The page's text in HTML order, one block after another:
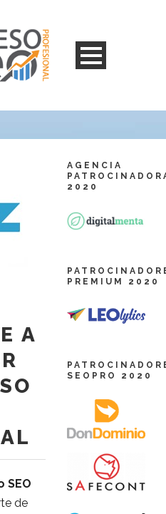
A
SEO
de
AGENCIA
2020
PREMIUM 2020
SEOPRO 2020